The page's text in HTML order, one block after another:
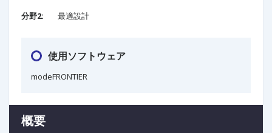
分野2:
最適設計
使用ソフトウェア
modeFRONTIER
概要